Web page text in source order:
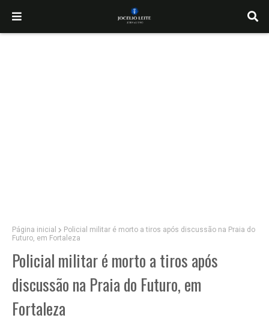
Página inicial
Policial militar é morto a tiros após discussão na Praia do
Futuro, em Fortaleza
Policial militar é morto a tiros após
discussão na Praia do Futuro, em
Fortaleza